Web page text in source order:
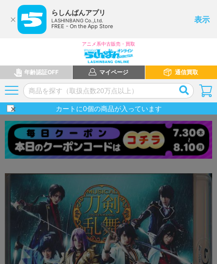
らしんばんアプリ
LASHINBANG Co.,Ltd.
FREE - On the App Store
表示
アニメ系中古販売・買取
年齢認証OFF マイページ 通信買取
カートに0個の商品が入っています